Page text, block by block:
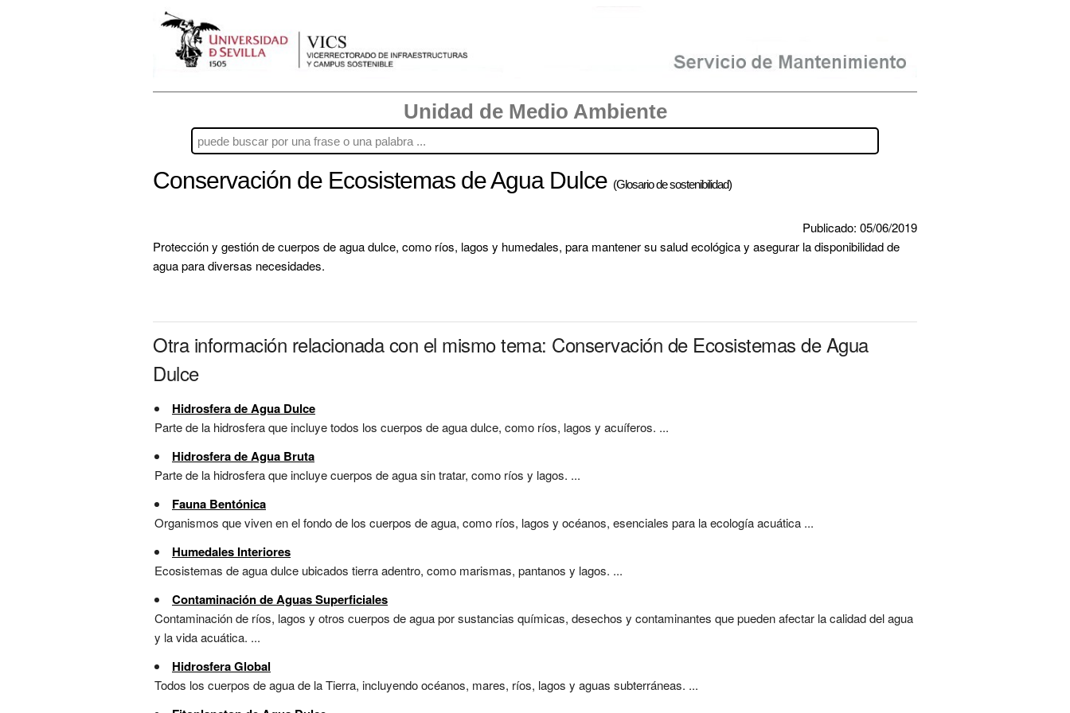
Unidad de Medio Ambiente
Conservación de Ecosistemas de Agua Dulce (Glosario de sostenibilidad)
Publicado: 05/06/2019
Protección y gestión de cuerpos de agua dulce, como ríos, lagos y humedales, para mantener su salud ecológica y asegurar la disponibilidad de
agua para diversas necesidades.
Otra información relacionada con el mismo tema: Conservación de Ecosistemas de Agua
Dulce
Hidrosfera de Agua Dulce
Parte de la hidrosfera que incluye todos los cuerpos de agua dulce, como ríos, lagos y acuíferos. ...
Hidrosfera de Agua Bruta
Parte de la hidrosfera que incluye cuerpos de agua sin tratar, como ríos y lagos. ...
Fauna Bentónica
Organismos que viven en el fondo de los cuerpos de agua, como ríos, lagos y océanos, esenciales para la ecología acuática ...
Humedales Interiores
Ecosistemas de agua dulce ubicados tierra adentro, como marismas, pantanos y lagos. ...
Contaminación de Aguas Superficiales
Contaminación de ríos, lagos y otros cuerpos de agua por sustancias químicas, desechos y contaminantes que pueden afectar la calidad del agua
y la vida acuática. ...
Hidrosfera Global
Todos los cuerpos de agua de la Tierra, incluyendo océanos, mares, ríos, lagos y aguas subterráneas. ...